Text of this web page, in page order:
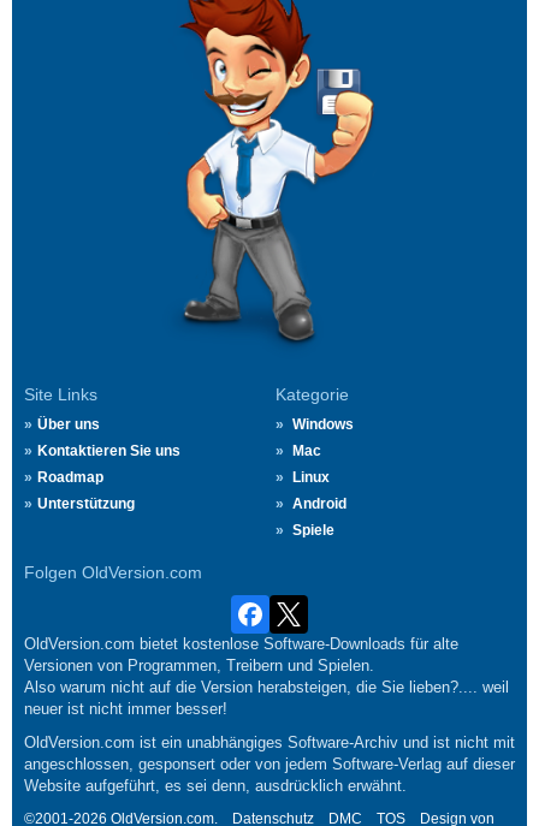
Site Links
Über uns
Kontaktieren Sie uns
Roadmap
Unterstützung
Kategorie
Windows
Mac
Linux
Android
Spiele
Folgen OldVersion.com
OldVersion.com bietet kostenlose Software-Downloads für alte
Versionen von Programmen, Treibern und Spielen.
Also warum nicht auf die Version herabsteigen, die Sie lieben?.... weil
neuer ist nicht immer besser!
OldVersion.com ist ein unabhängiges Software-Archiv und ist nicht mit
angeschlossen, gesponsert oder von jedem Software-Verlag auf dieser
Website aufgeführt, es sei denn, ausdrücklich erwähnt.
©2001-2026 OldVersion.com. Datenschutz DMC TOS Design von